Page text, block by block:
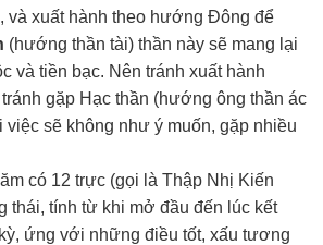
và xuất hành theo hướng Đông để
(hướng thần tài) thần này sẽ mang lại
và tiền bạc. Nên tránh xuất hành
gặp Hạc thần (hướng ông thần ác
việc sẽ không như ý muốn, gặp nhiều
có 12 trực (gọi là Thập Nhị Kiến
thái, tính từ khi mở đầu đến lúc kết
ứng với những điều tốt, xấu tương